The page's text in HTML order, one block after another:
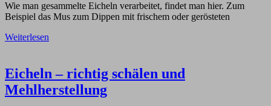
Wie man gesammelte Eicheln verarbeitet, findet man hier. Zum
Beispiel das Mus zum Dippen mit frischem oder gerösteten
Weiterlesen
Eicheln – richtig schälen und
Mehlherstellung